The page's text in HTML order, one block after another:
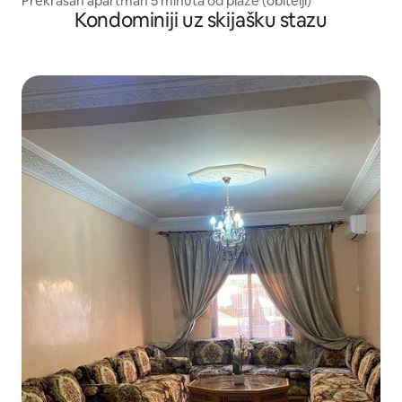
Kondominiji uz skijašku stazu